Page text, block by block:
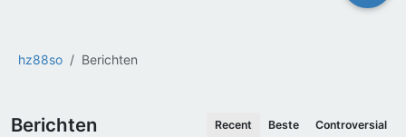
hz88so Berichten
Berichten Recent Beste Controversial